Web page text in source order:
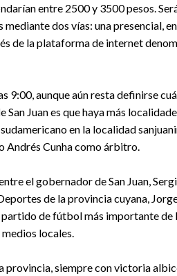
entre 2500 y 3500 pesos.
dos vías: una presencial,
de la plataforma de internet
9:00, aunque aún resta definirse
Juan es que haya más
en la localidad
Andrés Cunha como árbitro.
el gobernador de San Juan,
de la provincia cuyana,
de fútbol más importante de
locales.
provincia, siempre con victoria